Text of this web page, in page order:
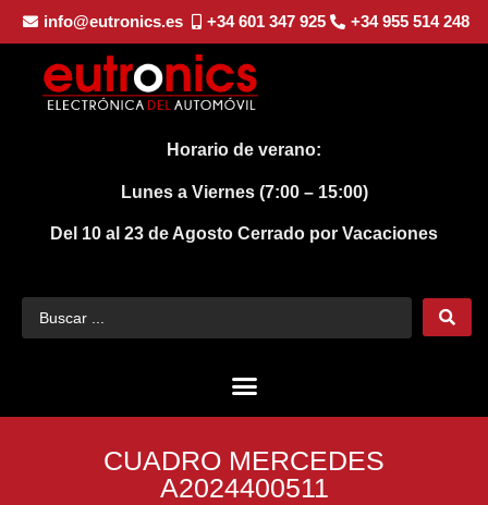
info@eutronics.es +34 601 347 925 +34 955 514 248
Horario de verano:
Lunes a Viernes (7:00 – 15:00)
Del 10 al 23 de Agosto Cerrado por Vacaciones
CUADRO MERCEDES
A2024400511